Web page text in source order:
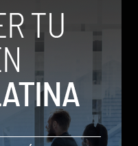
que desafía a